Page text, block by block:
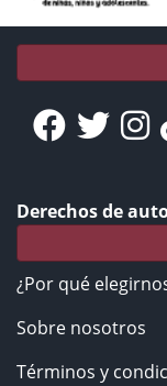
Derechos de
¿Por qué
Sobre nosotros
Términos y